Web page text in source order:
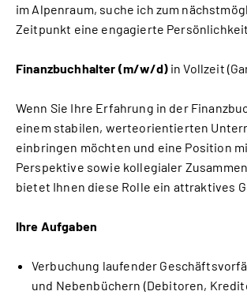
im Alpenraum, suche ich zum
Zeitpunkt eine engagierte
Finanzbuchhalter (m/w/d) in Vollzeit
Wenn Sie Ihre Erfahrung in der
einem stabilen, werteorientierten
einbringen möchten und eine Position
Perspektive sowie kollegialer
bietet Ihnen diese Rolle ein attraktives
Ihre Aufgaben
Verbuchung laufender
und Nebenbüchern (Debitoren,